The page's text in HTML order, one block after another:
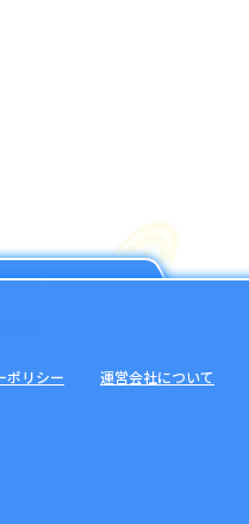
ポリシー 運営会社について